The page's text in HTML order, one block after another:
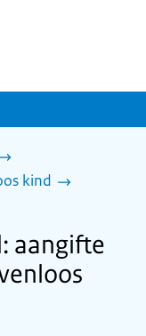
kind
aangifte